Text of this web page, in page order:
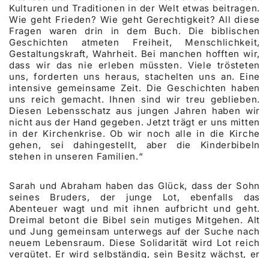
Kulturen und Traditionen in der Welt etwas beitragen.
Wie geht Frieden? Wie geht Gerechtigkeit? All diese
Fragen waren drin in dem Buch. Die biblischen
Geschichten atmeten Freiheit, Menschlichkeit,
Gestaltungskraft, Wahrheit. Bei manchen hofften wir,
dass wir das nie erleben müssten. Viele trösteten
uns, forderten uns heraus, stachelten uns an. Eine
intensive gemeinsame Zeit. Die Geschichten haben
uns reich gemacht. Ihnen sind wir treu geblieben.
Diesen Lebensschatz aus jungen Jahren haben wir
nicht aus der Hand gegeben. Jetzt trägt er uns mitten
in der Kirchenkrise. Ob wir noch alle in die Kirche
gehen, sei dahingestellt, aber die Kinderbibeln
stehen in unseren Familien.“
Sarah und Abraham haben das Glück, dass der Sohn
seines Bruders, der junge Lot, ebenfalls das
Abenteuer wagt und mit ihnen aufbricht und geht.
Dreimal betont die Bibel sein mutiges Mitgehen. Alt
und Jung gemeinsam unterwegs auf der Suche nach
neuem Lebensraum. Diese Solidarität wird Lot reich
vergütet. Er wird selbständig, sein Besitz wächst, er